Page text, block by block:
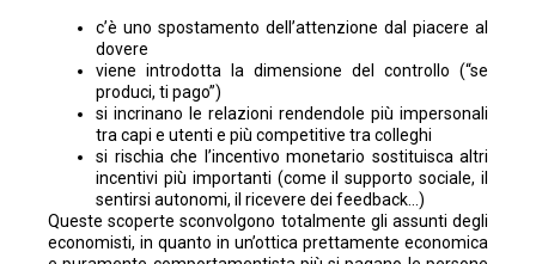
c’è uno spostamento dell’attenzione dal piacere al
dovere
viene introdotta la dimensione del controllo (“se
produci, ti pago”)
si incrinano le relazioni rendendole più impersonali
tra capi e utenti e più competitive tra colleghi
si rischia che l’incentivo monetario sostituisca altri
incentivi più importanti (come il supporto sociale, il
sentirsi autonomi, il ricevere dei feedback…)
Queste scoperte sconvolgono totalmente gli assunti degli
economisti, in quanto in un’ottica prettamente economica